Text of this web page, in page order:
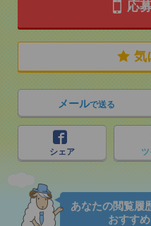
応
気
メールで送る
シェア
あなたの閲覧履
おすすめ